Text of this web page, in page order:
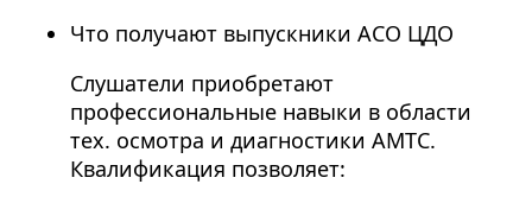
Что получают выпускники АСО ЦДО
Слушатели приобретают
профессиональные навыки в области
тех. осмотра и диагностики АМТС.
Квалификация позволяет: